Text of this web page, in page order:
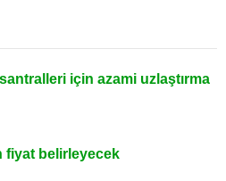
için azami uzlaştırma
fiyat belirleyecek